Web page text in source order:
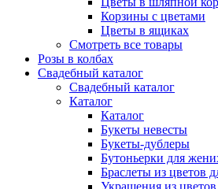
Корзины с цветами
Цветы в ящиках
Смотреть все товары
Розы в колбах
Свадебный каталог
Свадебный каталог
Каталог
Каталог
Букеты невесты
Букеты-дублеры
Бутоньерки для
Браслеты из цветов